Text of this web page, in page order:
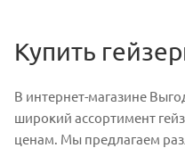
Купить
В интернет-магазине
широкий ассортимент
ценам. Мы предлагаем